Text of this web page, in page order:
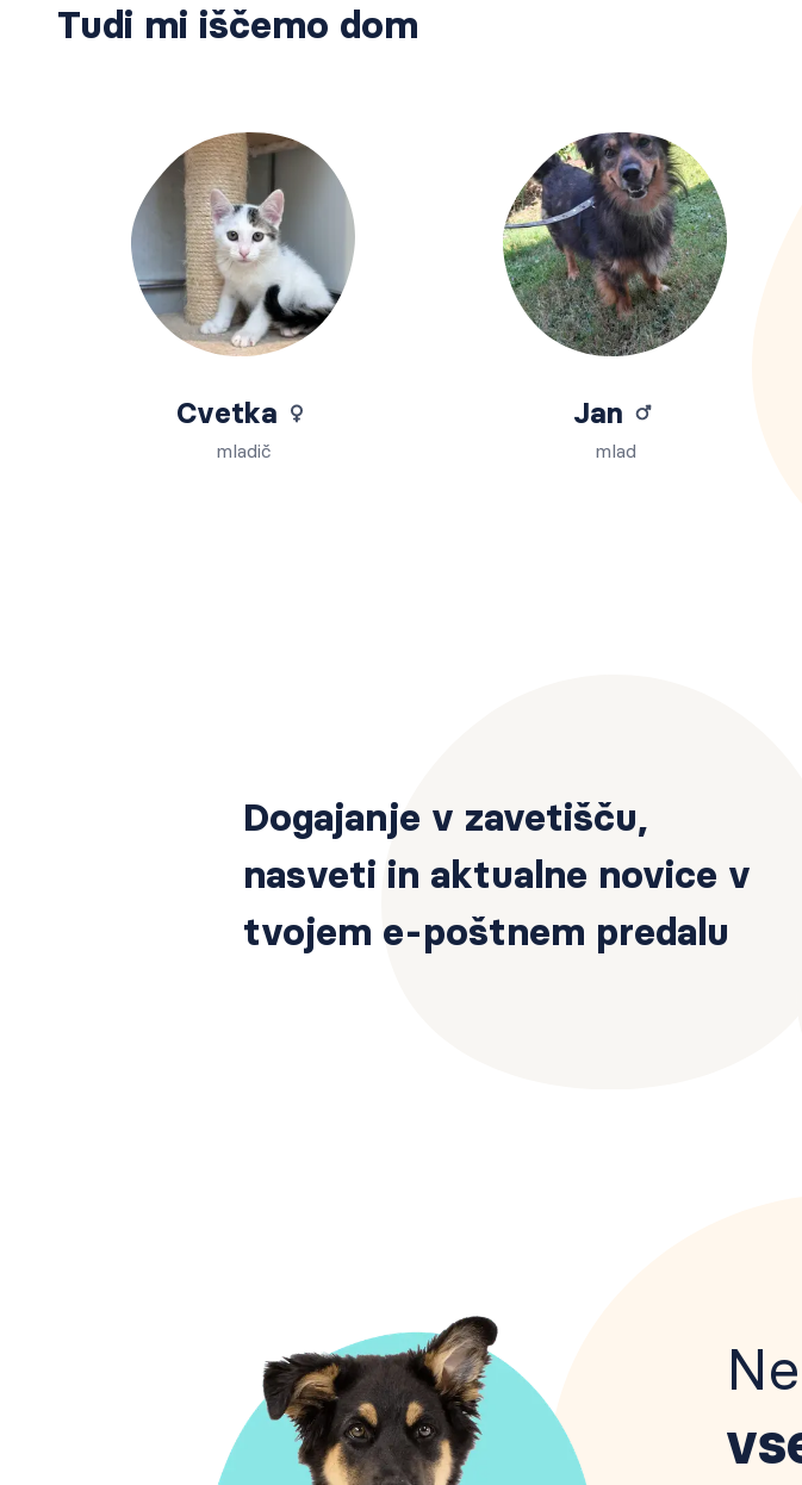
Tudi mi iščemo dom
Cvetka
mladič
Jan
mlad
Dogajanje v zavetišču,
nasveti in aktualne novice v
tvojem e-poštnem predalu